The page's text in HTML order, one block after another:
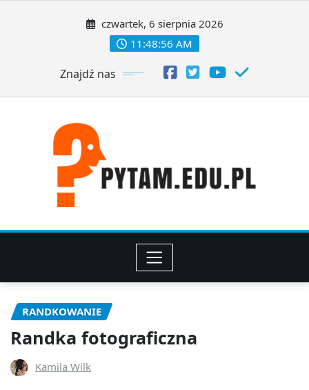
czwartek, 6 sierpnia 2026
11:48:56 AM
Znajdź nas
RANDKOWANIE
Randka fotograficzna
Kamila Wilk